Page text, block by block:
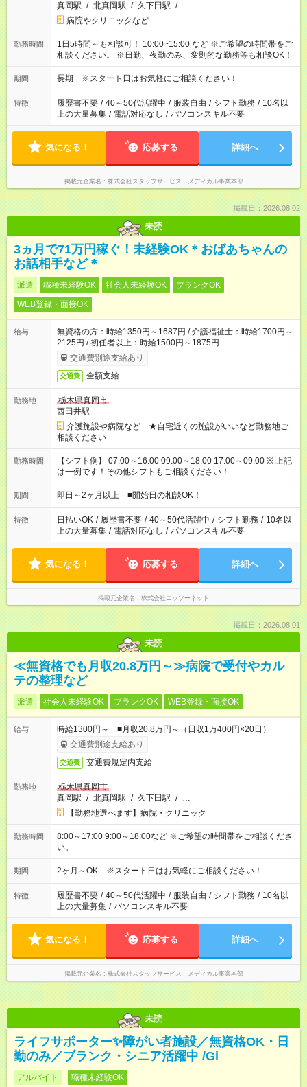
真岡駅 / 北真岡駅 / 久下田駅 / …
病院やクリニックなど
勤務時間
1日5時間～も相談可！ 10:00~15:00 など ※ご希望の時間帯をご
相談ください。 ※日勤、夜勤のみ、変則的な勤務等も相談OK！
期間 長期 ※スタート日はお気軽にご相談ください！
特徴 履歴書不要 / 40～50代活躍中 / 服装自由 / シフト勤務 / 10名以
上の大量募集 / 電話対応なし / パソコンスキル不要
気になる！ 応募する 詳細へ
掲載元企業名 株式会社スタッフサービス メディカル事業本部
掲載日：2026.08.02
未読
3ヵ月で71万円稼ぐ！未経験OK＊おばあちゃんの
お話相手など＊
派遣 職種未経験OK 社会人未経験OK
ブランクOK
WEB登録・面接OK
給与
無資格の方：時給1350円～1687円 / 介護福祉士：時給1700円～
2125円 / 初任者以上：時給1500円～1875円
交通費別途支給あり
交通費 全額支給
勤務地
栃木県真岡市
西田井駅
介護施設や病院など ★自宅近くの施設がいいなど勤務地ご
相談ください
勤務時間
【シフト例】 07:00～16:00 09:00～18:00 17:00～09:00 ※ 上記
は一例です！その他シフトもご相談ください！
期間 即日～2ヶ月以上 ■開始日の相談OK！
特徴 日払いOK / 履歴書不要 / 40～50代活躍中 / シフト勤務 / 10名以
上の大量募集 / 電話対応なし / パソコンスキル不要
気になる！ 応募する 詳細へ
掲載元企業名 株式会社ニッソーネット
掲載日：2026.08.01
未読
≪無資格でも月収20.8万円～≫病院で受付やカル
テの整理など
派遣 社会人未経験OK ブランクOK WEB登録・面接OK
給与
時給1300円～ ■月収20.8万円～（日収1万400円×20日）
交通費別途支給あり
交通費 交通費規定内支給
勤務地
栃木県真岡市
真岡駅 / 北真岡駅 / 久下田駅 / …
【勤務地選べます】病院・クリニック
勤務時間
8:00～17:00 9:00～18:00など ※ご希望の時間帯をご相談くださ
い。
期間 2ヶ月～OK ※スタート日はお気軽にご相談ください！
特徴 履歴書不要 / 40～50代活躍中 / 服装自由 / シフト勤務 / 10名以
上の大量募集 / パソコンスキル不要
気になる！ 応募する 詳細へ
掲載元企業名 株式会社スタッフサービス メディカル事業本部
未読
ライフサポーター✨障がい者施設／無資格OK・日
勤のみ／ブランク・シニア活躍中 /Gi
アルバイト 職種未経験OK